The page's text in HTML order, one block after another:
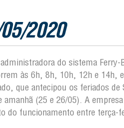
2020
do sistema
às 6h, 8h, 10h, 12h e 14h,
que antecipou os feriados de
amanhã (25 e 26/05). A
do funcionamento entre terça-